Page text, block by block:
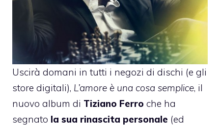
Uscirà domani in tutti i negozi di dischi (e gli
store digitali), L’amore è una cosa semplice, il
nuovo album di Tiziano Ferro che ha
segnato la sua rinascita personale (ed